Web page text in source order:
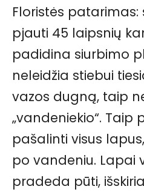
Floristės
pjauti 45 laipsnių
padidina siurbimo
neleidžia stiebui
vazos dugną, taip
„vandeniekio“. Taip
pašalinti visus
po vandeniu. Lapai
pradeda pūti,